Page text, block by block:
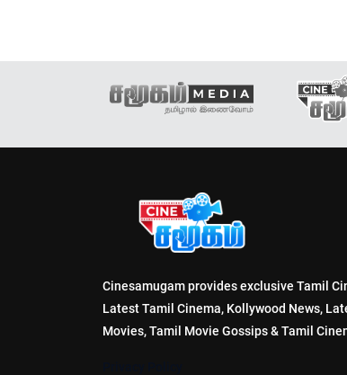
Cinesamugam provides exclusive Tamil
Latest Tamil Cinema, Kollywood News,
Movies, Tamil Movie Gossips & Tamil